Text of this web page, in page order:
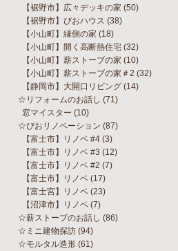
【裾野市】広々デッキの家 (50)
【裾野市】びおハウス (38)
【小山町】縁側の家 (18)
【小山町】開く高断熱住宅 (32)
【小山町】薪ストーブの家 (10)
【小山町】薪ストーブの家＃2 (32)
【静岡市】大開口リビング (14)
☆リフォームのお話し (71)
窓マイスター (10)
☆びおリノベーション (87)
【富士市】リノベ #4 (3)
【富士市】リノベ #3 (12)
【富士市】リノベ #2 (7)
【富士市】リノベ (17)
【富士宮】リノベ (23)
【沼津市】リノベ (7)
☆薪ストーブのお話し (86)
☆ミニ建物探訪 (94)
☆モルタル造形 (61)